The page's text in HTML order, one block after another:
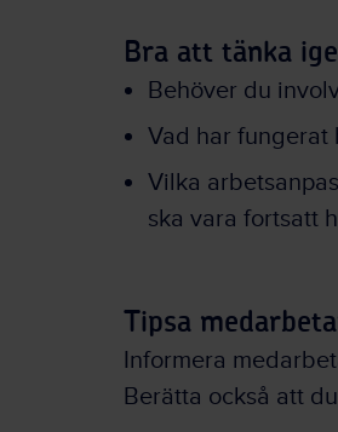
Bra att tänka
Behöver du
Vad har fungerat
Vilka
ska vara fortsatt
Tipsa
Informera
Berätta också att